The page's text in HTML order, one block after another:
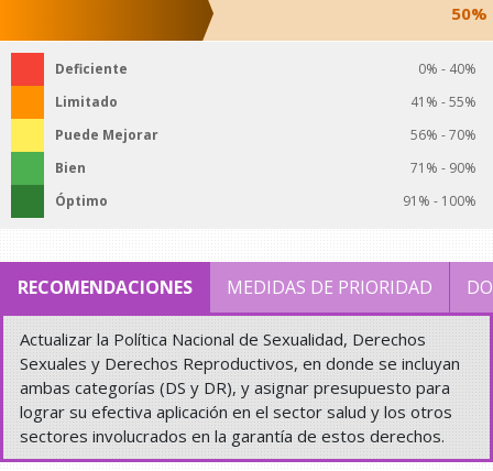
50%
Deficiente
0% - 40%
Limitado
41% - 55%
Puede Mejorar
56% - 70%
Bien
71% - 90%
Óptimo
91% - 100%
RECOMENDACIONES MEDIDAS DE PRIORIDAD
Actualizar la Política Nacional de Sexualidad, Derechos
Sexuales y Derechos Reproductivos, en donde se incluyan
ambas categorías (DS y DR), y asignar presupuesto para
lograr su efectiva aplicación en el sector salud y los otros
sectores involucrados en la garantía de estos derechos.